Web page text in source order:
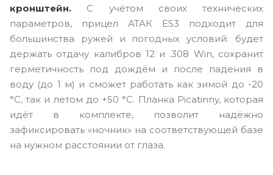
кронштейн. С учётом своих технических
параметров, прицел АТАК ES3 подходит для
большинства ружей и погодных условий: будет
держать отдачу калибров 12 и .308 Win, сохранит
герметичность под дождём и после падения в
воду (до 1 м) и сможет работать как зимой до -20
°C, так и летом до +50 °C. Планка Picatinny, которая
идёт в комплекте, позволит надёжно
зафиксировать «ночник» на соответствующей базе
на нужном расстоянии от глаза.